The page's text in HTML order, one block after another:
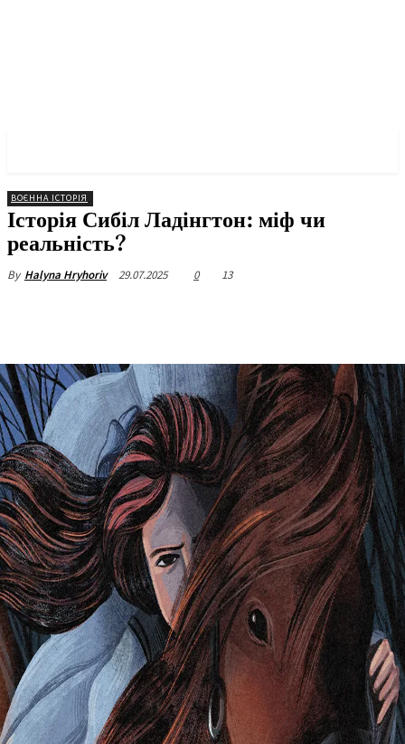
ВОЄННА ІСТОРІЯ
Історія Сибіл Ладінгтон: міф чи
реальність?
By Halyna Hryhoriv 29.07.2025 0 13